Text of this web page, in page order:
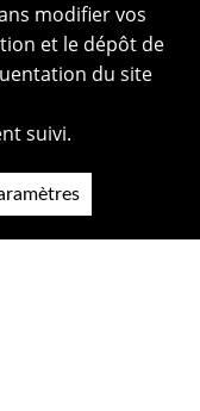
modifier vos
et le dépôt de
du site
suivi.